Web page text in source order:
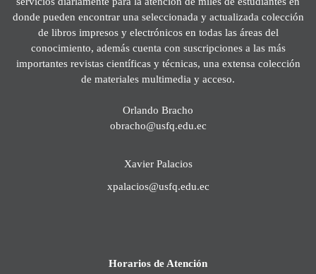
donde pueden encontrar una seleccionada y actualizada colección
de libros impresos y electrónicos en todas las áreas del
conocimiento, además cuenta con suscripciones a las más
importantes revistas científicas y técnicas, una extensa colección
de materiales multimedia y acceso.
Orlando Bracho
obracho@usfq.edu.ec
Xavier Palacios
xpalacios@usfq.edu.ec
Horarios de Atención